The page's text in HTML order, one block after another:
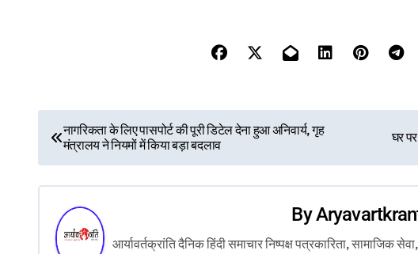
o
s
नागरिकता के लिए पासपोर्ट की पूरी डिटेल देना हुआ अनिवार्य, गृह
मंत्रालय ने नियमों में किया बड़ा बदलाव
घर
By
आर्यावर्तक्रांति दैनिक हिंदी समाचार निष्पक्ष पत्रकारिता, सामाजिक